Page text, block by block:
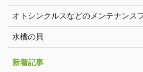
オトシンクルスなどのメンテナンス
水槽の貝
新着記事